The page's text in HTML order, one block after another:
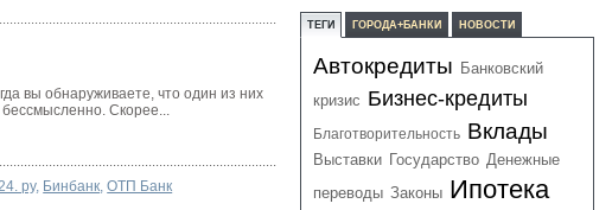
вы обнаруживаете, что один из них
Скорее...
ру, Бинбанк,ОТП Банк
ТЕГИ ГОРОДА+БАНКИ НОВОСТИ
Автокредиты Банковский
кризис Бизнес-кредиты
Благотворительность Вклады
Выставки Государство Денежные
переводы Законы Ипотека